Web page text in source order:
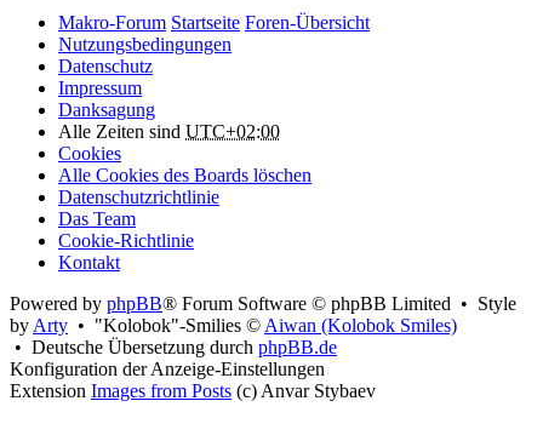
Makro-Forum Startseite Foren-Übersicht
Nutzungsbedingungen
Datenschutz
Impressum
Danksagung
Alle Zeiten sind UTC+02:00
Cookies
Alle Cookies des Boards löschen
Datenschutzrichtlinie
Das Team
Cookie-Richtlinie
Kontakt
Powered by phpBB® Forum Software © phpBB Limited • Style
by Arty • "Kolobok"-Smilies © Aiwan (Kolobok Smiles)
• Deutsche Übersetzung durch phpBB.de
Konfiguration der Anzeige-Einstellungen
Extension Images from Posts (c) Anvar Stybaev